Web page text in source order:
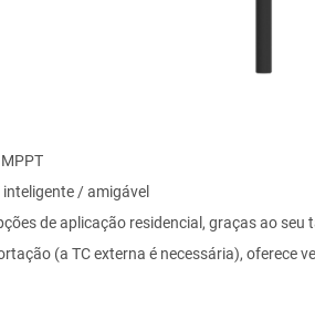
/ amigável
de aplicação residencial, graças ao
(a TC externa é necessária), oferece